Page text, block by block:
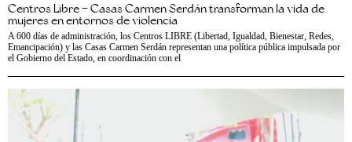
Centros Libre – Casas Carmen Serdán transforman la vida de
mujeres en entornos de violencia
A 600 días de administración, los Centros LIBRE (Libertad, Igualdad, Bienestar, Redes,
Emancipación) y las Casas Carmen Serdán representan una política pública impulsada por
el Gobierno del Estado, en coordinación con el